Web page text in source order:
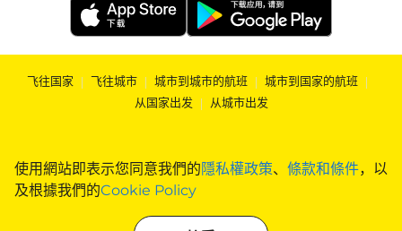
使用網站即表示您同意我們的隱私權政策、 條款和條件，以
及根據我們的Cookie Policy
飞往国家 | 飞往城市 | 城市到城市的航班 | 城市到国家的航班 |
从国家出发 | 从城市出发